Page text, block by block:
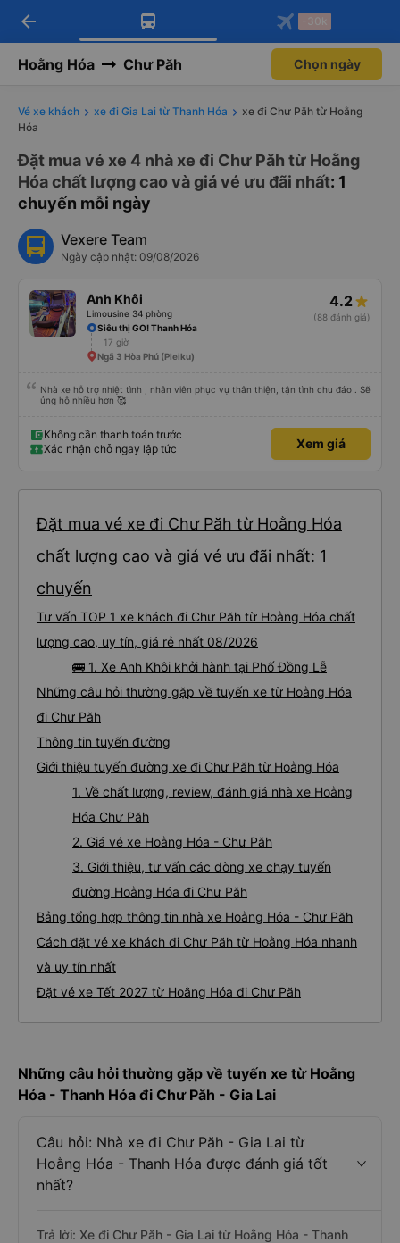
Tải app Vexere ngay!
Nhận ưu đãi thành viên độc
Mở app
Tải app Vexere
-30k/ghế khi đặt vé máy bay qua
Mở app
arrow_back -30k
Hoằng Hóa Chư Păh Chọn ngày
Vé xe khách xe đi Gia Lai từ Thanh Hóa
xe đi Chư Păh từ Hoằng
Hóa
Đặt mua vé xe 4 nhà xe đi Chư Păh từ Hoằng
Hóa chất lượng cao và giá vé ưu đãi nhất: 1
chuyến mỗi ngày
Vexere Team
Ngày cập nhật: 09/08/2026
Anh Khôi
Limousine 34 phòng
4.2
(88 đánh giá)
Siêu thị GO! Thanh Hóa
17 giờ
Ngã 3 Hòa Phú (Pleiku)
Nhà xe hỗ trợ nhiệt tình , nhân viên phục vụ thân thiện, tận tình chu đáo . Sẽ
ủng hộ nhiều hơn 🥰
Không cần thanh toán trước
Xác nhận chỗ ngay lập tức
Xem giá
Đặt mua vé xe đi Chư Păh từ Hoằng Hóa
chất lượng cao và giá vé ưu đãi nhất: 1
chuyến
Tư vấn TOP 1 xe khách đi Chư Păh từ Hoằng Hóa chất
lượng cao, uy tín, giá rẻ nhất 08/2026
🚌 1. Xe Anh Khôi khởi hành tại Phố Đồng Lễ
Những câu hỏi thường gặp về tuyến xe từ Hoằng Hóa
đi Chư Păh
Thông tin tuyến đường
Giới thiệu tuyến đường xe đi Chư Păh từ Hoằng Hóa
1. Về chất lượng, review, đánh giá nhà xe Hoằng
Hóa Chư Păh
2. Giá vé xe Hoằng Hóa - Chư Păh
3. Giới thiệu, tư vấn các dòng xe chạy tuyến
đường Hoằng Hóa đi Chư Păh
Bảng tổng hợp thông tin nhà xe Hoằng Hóa - Chư Păh
Cách đặt vé xe khách đi Chư Păh từ Hoằng Hóa nhanh
và uy tín nhất
Đặt vé xe Tết 2027 từ Hoằng Hóa đi Chư Păh
Những câu hỏi thường gặp về tuyến xe từ Hoằng
Hóa - Thanh Hóa đi Chư Păh - Gia Lai
Câu hỏi: Nhà xe đi Chư Păh - Gia Lai từ
Hoằng Hóa - Thanh Hóa được đánh giá tốt
nhất?
Trả lời: Xe đi Chư Păh - Gia Lai từ Hoằng Hóa - Thanh